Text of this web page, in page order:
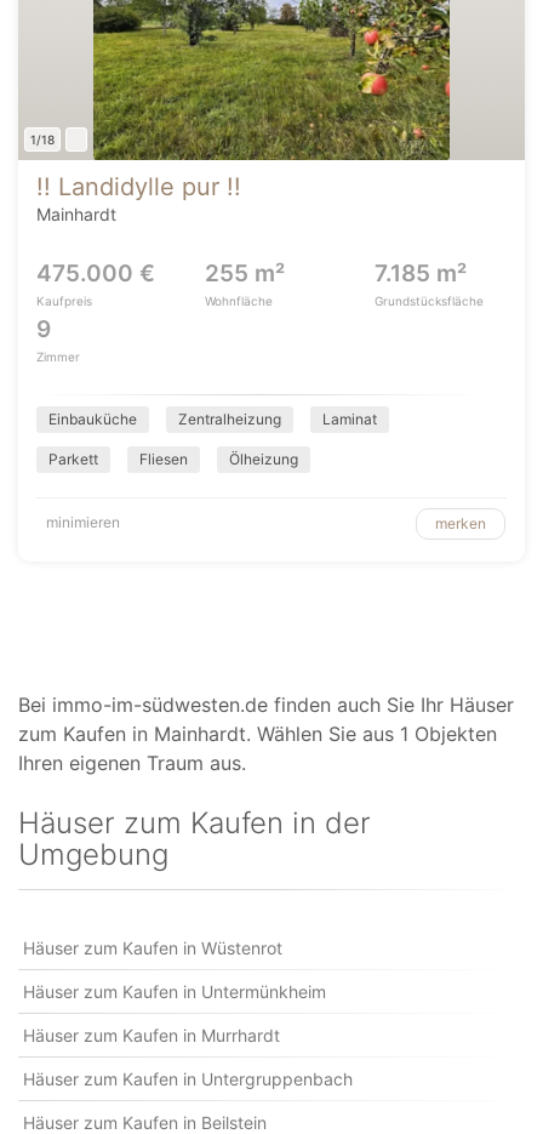
1/18
!! Landidylle pur !!
Mainhardt
475.000 €
Kaufpreis
255 m²
Wohnfläche
7.185 m²
Grundstücksfläche
9
Zimmer
Einbauküche Zentralheizung Laminat
Parkett Fliesen Ölheizung
minimieren merken
Bei immo-im-südwesten.de finden auch Sie Ihr Häuser
zum Kaufen in Mainhardt. Wählen Sie aus 1 Objekten
Ihren eigenen Traum aus.
Häuser zum Kaufen in der
Umgebung
Häuser zum Kaufen in Wüstenrot
Häuser zum Kaufen in Untermünkheim
Häuser zum Kaufen in Murrhardt
Häuser zum Kaufen in Untergruppenbach
Häuser zum Kaufen in Beilstein